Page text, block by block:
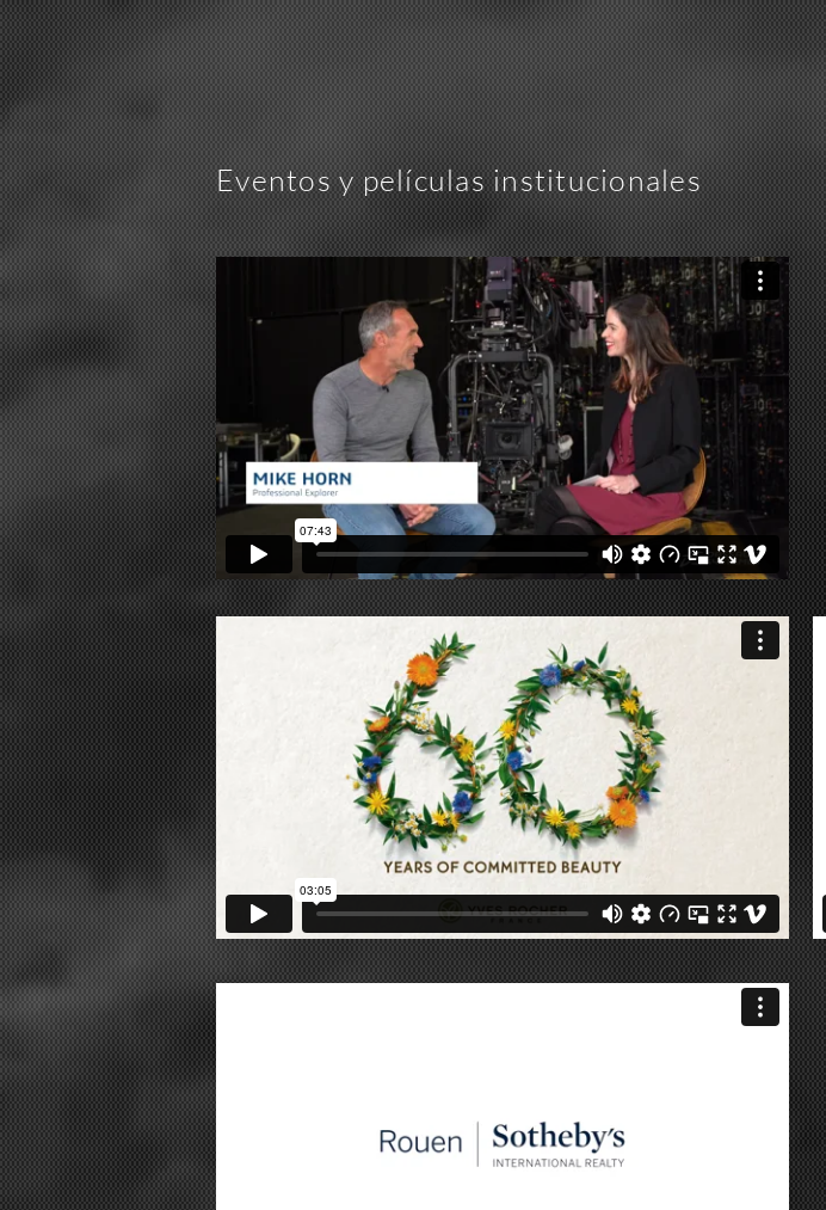
Eventos y películas institucionales